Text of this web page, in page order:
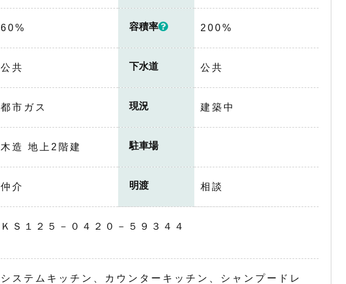
60% 容積率 200%
公共 下水道 公共
都市ガス 現況 建築中
木造 地上2階建 駐車場
仲介 明渡 相談
ＫＳ１２５－０４２０－５９３４４
システムキッチン、カウンターキッチン、シャンプードレ